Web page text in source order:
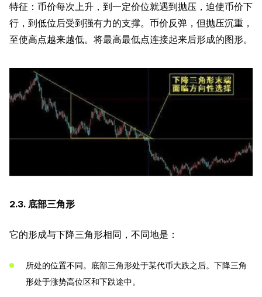
特征：币价每次上升，到一定价位就遇到抛压，迫使币价下
行，到低位后受到强有力的支撑。币价反弹，但抛压沉重，
至使高点越来越低。将最高最低点连接起来后形成的图形。
2.3. 底部三角形
它的形成与下降三角形相同，不同地是：
所处的位置不同。底部三角形处于某代币大跌之后。下降三角
形处于涨势高位区和下跌途中。